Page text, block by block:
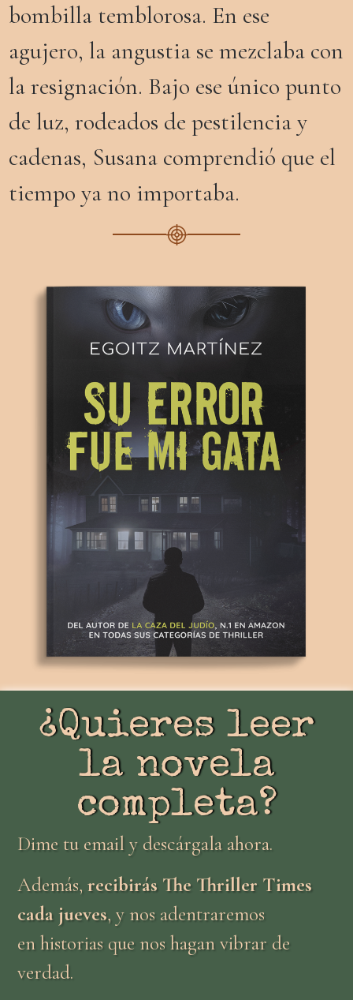
bombilla temblorosa. En ese
agujero, la angustia se mezclaba con
la resignación. Bajo ese único punto
de luz, rodeados de pestilencia y
cadenas, Susana comprendió que el
tiempo ya no importaba.
¿Quieres leer
la novela
completa?
Dime tu email y descárgala ahora.
Además, recibirás The Thriller Times
cada jueves, y nos adentraremos
en historias que nos hagan vibrar de
verdad.